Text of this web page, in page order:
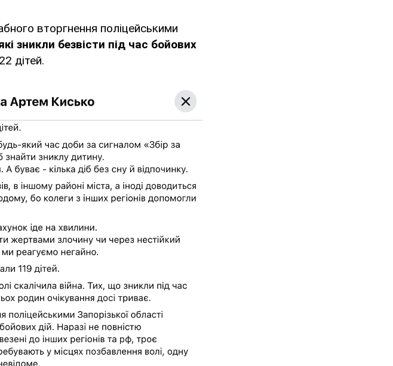
вторгнення поліцейськими
зникли безвісти під час бойових
дітей.